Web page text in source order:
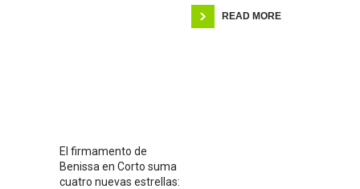
READ MORE
El firmamento de
Benissa en Corto suma
cuatro nuevas estrellas: